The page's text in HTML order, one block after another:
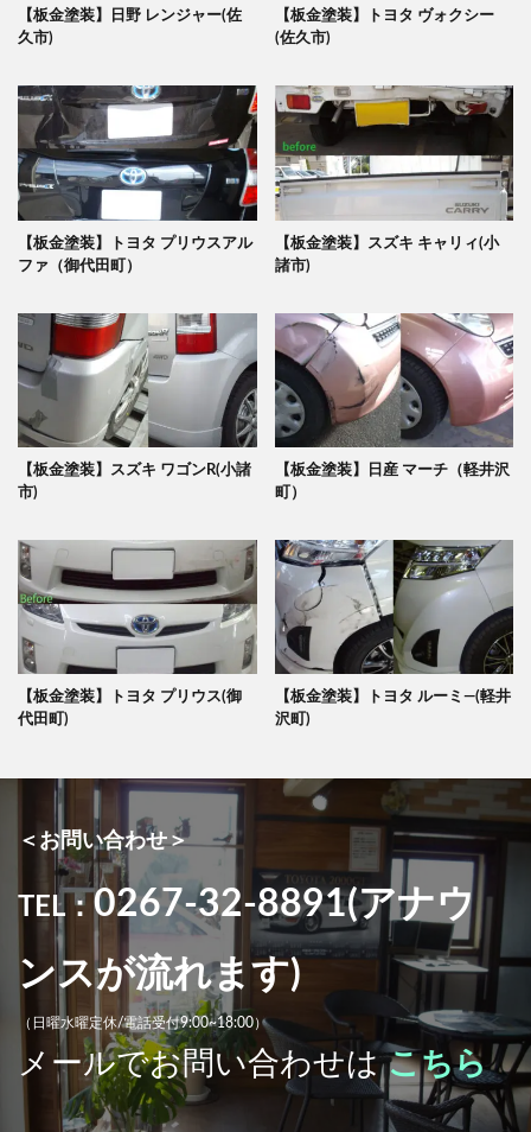
【板金塗装】日野 レンジャー(佐
久市)
【板金塗装】トヨタ ヴォクシー
(佐久市)
【板金塗装】トヨタ プリウスアル
ファ（御代田町）
【板金塗装】スズキ キャリィ(小
諸市)
【板金塗装】スズキ ワゴンR(小諸
市)
【板金塗装】日産 マーチ（軽井沢
町）
【板金塗装】トヨタ プリウス(御
代田町)
【板金塗装】トヨタ ルーミ―(軽井
沢町)
＜お問い合わせ＞
TEL： 0267-32-8891(アナウ
ンスが流れます)
（日曜水曜定休/電話受付9:00~18:00）
メールでお問い合わせはこちら